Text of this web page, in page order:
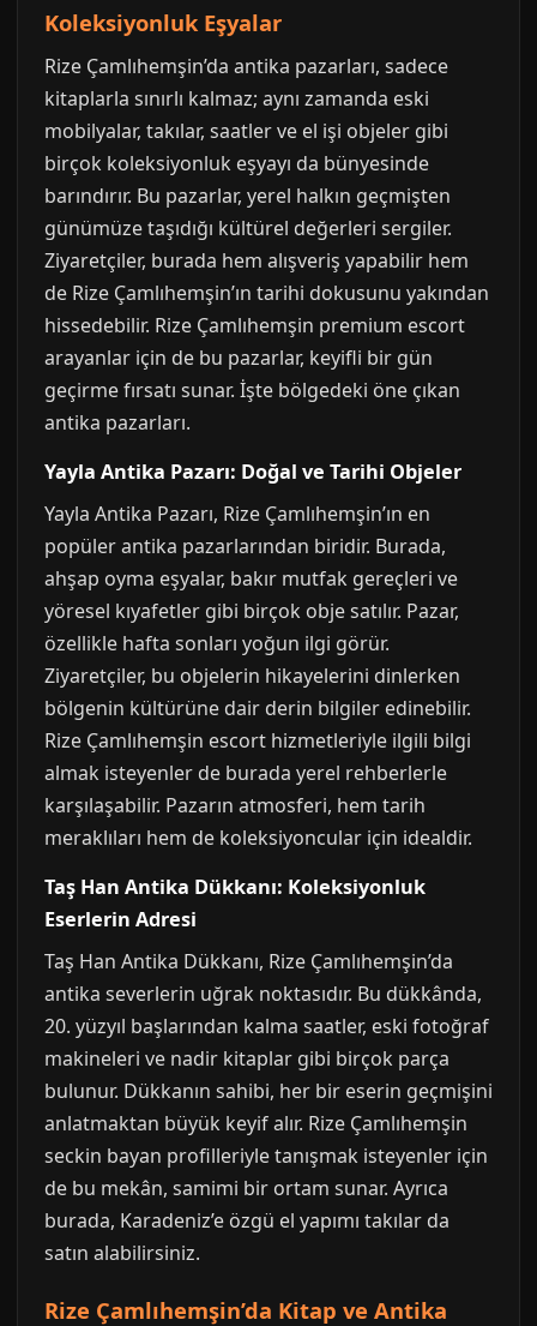
Koleksiyonluk Eşyalar
Rize Çamlıhemşin’da antika pazarları, sadece
kitaplarla sınırlı kalmaz; aynı zamanda eski
mobilyalar, takılar, saatler ve el işi objeler gibi
birçok koleksiyonluk eşyayı da bünyesinde
barındırır. Bu pazarlar, yerel halkın geçmişten
günümüze taşıdığı kültürel değerleri sergiler.
Ziyaretçiler, burada hem alışveriş yapabilir hem
de Rize Çamlıhemşin’ın tarihi dokusunu yakından
hissedebilir. Rize Çamlıhemşin premium escort
arayanlar için de bu pazarlar, keyifli bir gün
geçirme fırsatı sunar. İşte bölgedeki öne çıkan
antika pazarları.
Yayla Antika Pazarı: Doğal ve Tarihi Objeler
Yayla Antika Pazarı, Rize Çamlıhemşin’ın en
popüler antika pazarlarından biridir. Burada,
ahşap oyma eşyalar, bakır mutfak gereçleri ve
yöresel kıyafetler gibi birçok obje satılır. Pazar,
özellikle hafta sonları yoğun ilgi görür.
Ziyaretçiler, bu objelerin hikayelerini dinlerken
bölgenin kültürüne dair derin bilgiler edinebilir.
Rize Çamlıhemşin escort hizmetleriyle ilgili bilgi
almak isteyenler de burada yerel rehberlerle
karşılaşabilir. Pazarın atmosferi, hem tarih
meraklıları hem de koleksiyoncular için idealdir.
Taş Han Antika Dükkanı: Koleksiyonluk
Eserlerin Adresi
Taş Han Antika Dükkanı, Rize Çamlıhemşin’da
antika severlerin uğrak noktasıdır. Bu dükkânda,
20. yüzyıl başlarından kalma saatler, eski fotoğraf
makineleri ve nadir kitaplar gibi birçok parça
bulunur. Dükkanın sahibi, her bir eserin geçmişini
anlatmaktan büyük keyif alır. Rize Çamlıhemşin
seckin bayan profilleriyle tanışmak isteyenler için
de bu mekân, samimi bir ortam sunar. Ayrıca
burada, Karadeniz’e özgü el yapımı takılar da
satın alabilirsiniz.
Rize Çamlıhemşin’da Kitap ve Antika